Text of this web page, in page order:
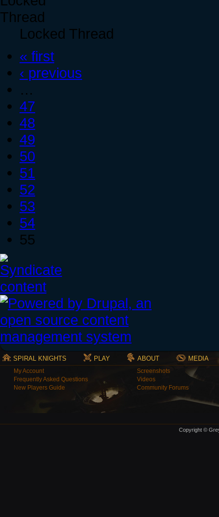
Locked Thread
« first
‹ previous
…
47
48
49
50
51
52
53
54
55
SPIRAL KNIGHTS PLAY ABOUT MEDIA
My Account
Frequently Asked Questions
New Players Guide
Screenshots
Videos
Community Forums
Copyright ©